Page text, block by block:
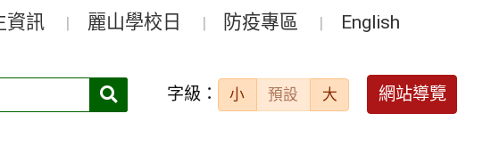
資訊 麗山學校日 防疫專區 English
搜
字級： 小 預設 大 網站導覽